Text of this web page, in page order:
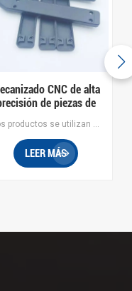
CNC de alta
de piezas de
Los productos se utilizan en equipos electrónicos.
LEER MÁS